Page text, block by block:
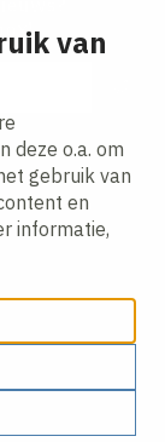
van
deze o.a. om
gebruik van
en
informatie,